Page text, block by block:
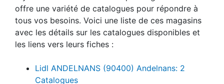
rayon de 25 kilomètres. Chaque magasin vous
offre une variété de catalogues pour répondre à
tous vos besoins. Voici une liste de ces magasins
avec les détails sur les catalogues disponibles et
Lidl ANDELNANS (90400) Andelnans: 2